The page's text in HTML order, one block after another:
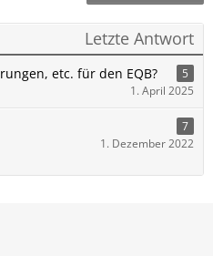
Letzte Antwort
etc. für den EQB?
5
1. April 2025
7
1. Dezember 2022